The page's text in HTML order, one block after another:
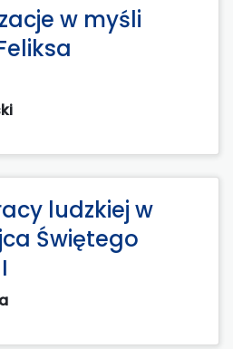
w myśli
ludzkiej w
Świętego